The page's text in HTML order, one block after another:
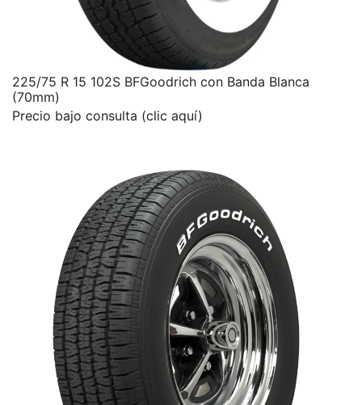
225/75 R 15 102S BFGoodrich con Banda Blanca
(70mm)
Precio bajo consulta (clic aquí)